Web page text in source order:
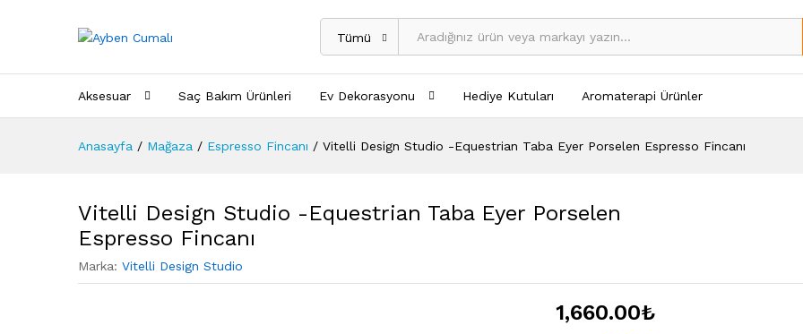
Tümü
Aksesuar Saç Bakım Ürünleri Ev Dekorasyonu Hediye Kutuları Aromaterapi Ürünler
Anasayfa / Mağaza / Espresso Fincanı / Vitelli Design Studio -Equestrian Taba Eyer Porselen Espresso Fincanı
Vitelli Design Studio -Equestrian Taba Eyer Porselen
Espresso Fincanı
Marka: Vitelli Design Studio
1,660.00₺